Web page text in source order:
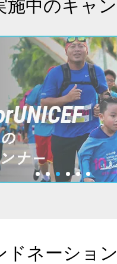
施中のキャ
1 2 3 4 5 6
ドネーショ